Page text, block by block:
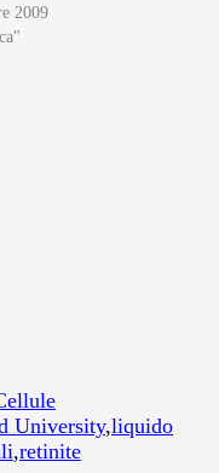
2009
University,liquido
,retinite